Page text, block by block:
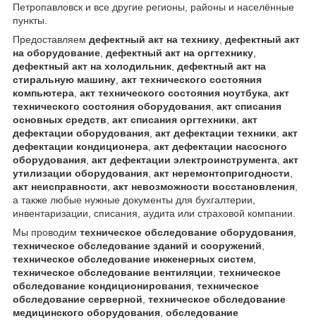
Петропавловск и все другие регионы, районы и населённые
пункты.
Предоставляем дефектный акт на технику дефектный акт
на оборудование дефектный акт на оргтехнику
дефектный акт на холодильник дефектный акт на
стиральную машину акт технического состояния
компьютера акт технического состояния ноутбука акт
технического состояния оборудования акт списания
основных средств акт списания оргтехники акт
дефектации оборудования акт дефектации техники акт
дефектации кондиционера акт дефектации насосного
оборудования акт дефектации электроинструмента акт
утилизации оборудования акт неремонтопригодности
акт неисправности акт невозможности восстановления
а также любые нужные документы для бухгалтерии,
инвентаризации, списания, аудита или страховой компании.
Мы проводим техническое обследование оборудования
техническое обследование зданий и сооружений
техническое обследование инженерных систем
техническое обследование вентиляции техническое
обследование кондиционирования техническое
обследование серверной техническое обследование
медицинского оборудования обследование